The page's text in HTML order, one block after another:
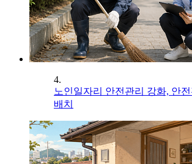
4.
노인일자리 안전관리 강화, 안
배치